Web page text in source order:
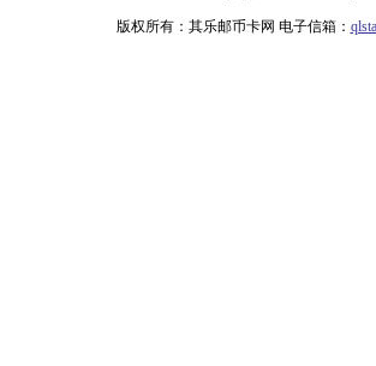
版权所有：其乐邮币卡网 电子信箱：